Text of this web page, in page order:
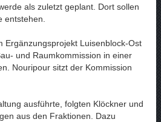
als zuletzt geplant. Dort sollen
entstehen.
Ergänzungsprojekt Luisenblock-Ost
und Raumkommission in einer
Nouripour sitzt der Kommission
ausführte, folgten Klöckner und
aus den Fraktionen. Dazu